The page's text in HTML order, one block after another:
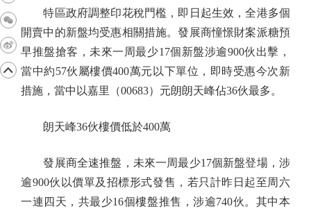
特區政府調整印花稅門檻，即日起生效，全港多個
開賣中的新盤均受惠相關措施。發展商憧憬財案派糖預
早推盤搶客，未來一周最少17個新盤涉逾900伙出擊，
當中約57伙屬樓價400萬元以下單位，即時受惠今次新
措施，當中以嘉里（00683）元朗朗天峰佔36伙最多。
朗天峰36伙樓價低於400萬
發展商全速推盤，未來一周最少17個新盤登場，涉
逾900伙以價單及招標形式發售，若只計昨日起至周六
一連四天，共最少16個樓盤推售，涉逾740伙。其中本